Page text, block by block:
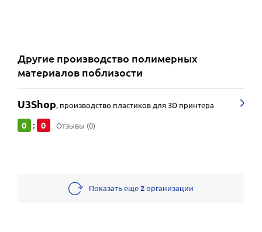
Другие производство полимерных
материалов поблизости
U3Shop, производство пластиков для 3D принтера
0 : 0 Отзывы (0)
Показать еще2организации